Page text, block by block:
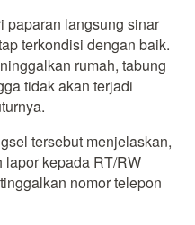
paparan langsung sinar
terkondisi dengan baik.
rumah, tabung
tidak akan terjadi
tersebut menjelaskan,
kepada RT/RW
nomor telepon